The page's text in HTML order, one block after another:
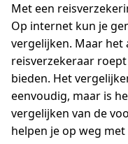
Met een
Op internet kun je
vergelijken. Maar het
reisverzekeraar
bieden. Het
eenvoudig, maar is
vergelijken van de
helpen je op weg